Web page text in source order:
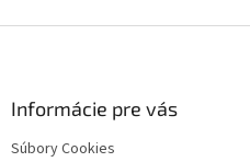
Informácie pre vás
Súbory Cookies